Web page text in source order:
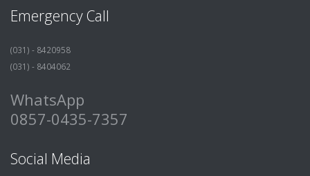
Emergency Call
(031) - 8420958
(031) - 8404062
WhatsApp
0857-0435-7357
Social Media